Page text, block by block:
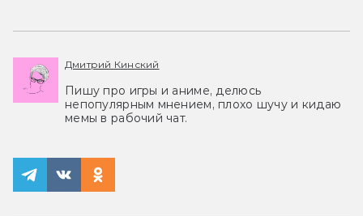
Дмитрий Кинский
Пишу про игры и аниме, делюсь
непопулярным мнением, плохо шучу и кидаю
мемы в рабочий чат.